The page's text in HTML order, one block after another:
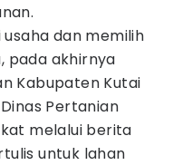
dan memilih
pada akhirnya
Kabupaten Kutai
Pertanian
melalui berita
untuk lahan